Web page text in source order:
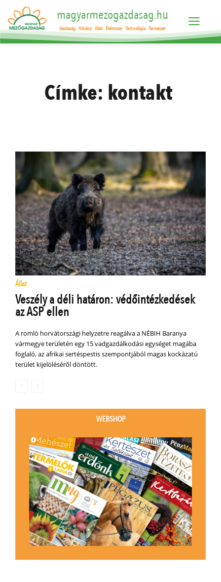
magyarmezogazdasag.hu
Gazdaság Növény Állat Élelmiszer Technológia Természet
Címke: kontakt
Állat
Veszély a déli határon: védőintézkedések
az ASP ellen
A romló horvátországi helyzetre reagálva a NÉBIH Baranya
vármegye területén egy 15 vadgazdálkodási egységet magába
foglaló, az afrikai sertéspestis szempontjából magas kockázatú
terület kijelöléséről döntött.
WEBSHOP